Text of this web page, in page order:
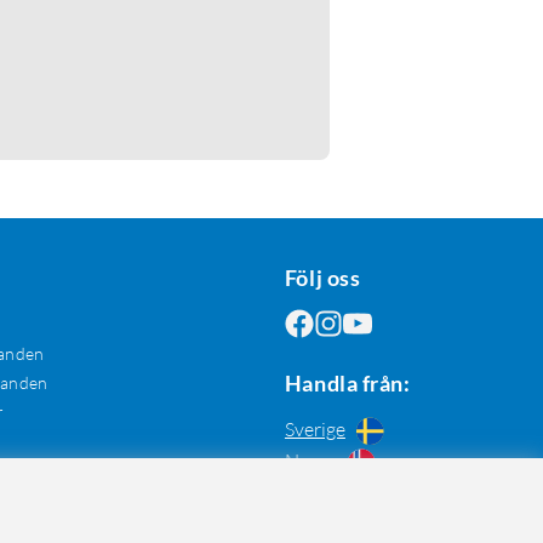
Följ oss
Handla från:
Sverige
Norge